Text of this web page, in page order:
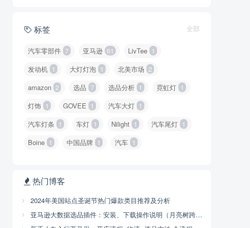
标签 全部
汽车零部件 7 亚马逊 61 LivTee 1
发动机 1 大灯灯泡 1 北美市场 2
amazon 2 选品 7 选品分析 1 霓虹灯 1
灯饰 1 GOVEE 1 汽车大灯 1
汽车灯条 1 车灯 1 Nilight 1 汽车尾灯 1
Boine 1 中国品牌 1 汽车 1
热门博客
2024年美国站点圣诞节热门爆款类目推荐及分析
亚马逊大数据选品插件：安装、下载操作说明（月亮树跨境）